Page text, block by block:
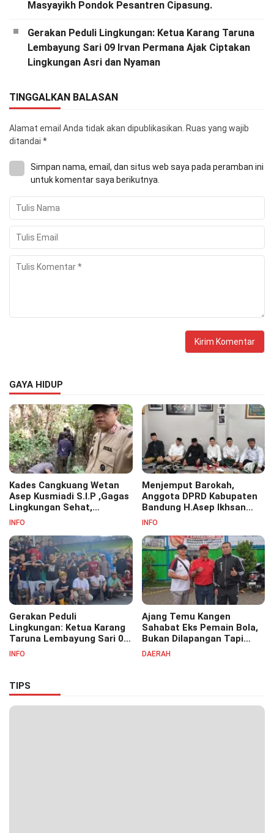
Masyayikh Pondok Pesantren Cipasung.
Gerakan Peduli Lingkungan: Ketua Karang Taruna
Lembayung Sari 09 Irvan Permana Ajak Ciptakan
Lingkungan Asri dan Nyaman
TINGGALKAN BALASAN
Alamat email Anda tidak akan dipublikasikan. Ruas yang wajib
ditandai *
Simpan nama, email, dan situs web saya pada peramban ini
untuk komentar saya berikutnya.
GAYA HIDUP
Kades Cangkuang Wetan
Asep Kusmiadi S.I.P ,Gagas
Lingkungan Sehat,
Bersihkan Saluran Air di RW
INFO
Menjemput Barokah,
Anggota DPRD Kabupaten
Bandung H.Asep Ikhsan
S.Pd.M.M Hadiri Haul Akbar
Pesantren Cipasung.
INFO
Gerakan Peduli
Lingkungan: Ketua Karang
Taruna Lembayung Sari 09
Irvan Permana Ajak
INFO
Ajang Temu Kangen
Sahabat Eks Pemain Bola,
Bukan Dilapangan Tapi
Ditongkrongan
DAERAH
TIPS